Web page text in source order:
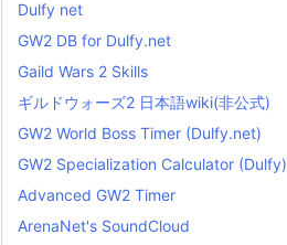
Dulfy net
GW2 DB for Dulfy.net
Gaild Wars 2 Skills
ギルドウォーズ2 日本語wiki(非公式)
GW2 World Boss Timer (Dulfy.net)
GW2 Specialization Calculator (Dulfy)
Advanced GW2 Timer
ArenaNet's SoundCloud